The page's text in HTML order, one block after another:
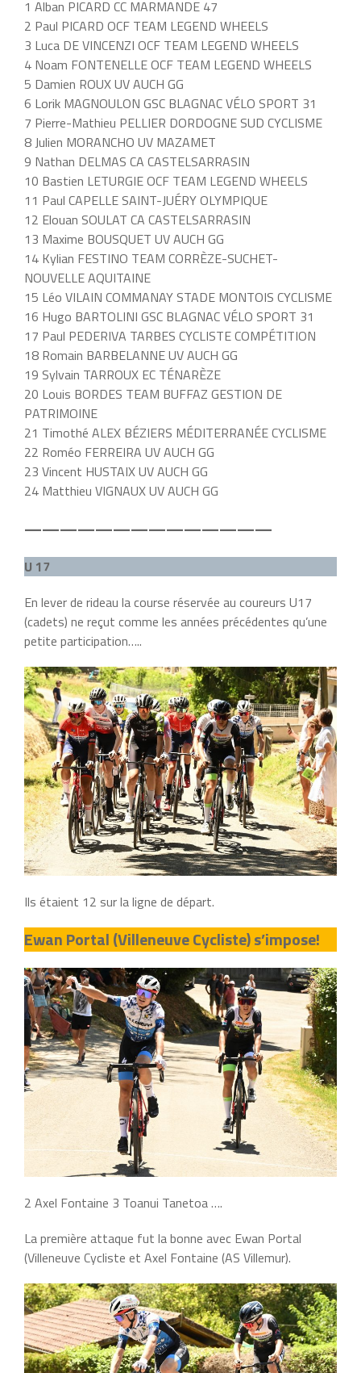
1 Alban PICARD CC MARMANDE 47
2 Paul PICARD OCF TEAM LEGEND WHEELS
3 Luca DE VINCENZI OCF TEAM LEGEND WHEELS
4 Noam FONTENELLE OCF TEAM LEGEND WHEELS
5 Damien ROUX UV AUCH GG
6 Lorik MAGNOULON GSC BLAGNAC VÉLO SPORT 31
7 Pierre-Mathieu PELLIER DORDOGNE SUD CYCLISME
8 Julien MORANCHO UV MAZAMET
9 Nathan DELMAS CA CASTELSARRASIN
10 Bastien LETURGIE OCF TEAM LEGEND WHEELS
11 Paul CAPELLE SAINT-JUÉRY OLYMPIQUE
12 Elouan SOULAT CA CASTELSARRASIN
13 Maxime BOUSQUET UV AUCH GG
14 Kylian FESTINO TEAM CORRÈZE-SUCHET-
NOUVELLE AQUITAINE
15 Léo VILAIN COMMANAY STADE MONTOIS CYCLISME
16 Hugo BARTOLINI GSC BLAGNAC VÉLO SPORT 31
17 Paul PEDERIVA TARBES CYCLISTE COMPÉTITION
18 Romain BARBELANNE UV AUCH GG
19 Sylvain TARROUX EC TÉNARÈZE
20 Louis BORDES TEAM BUFFAZ GESTION DE
PATRIMOINE
21 Timothé ALEX BÉZIERS MÉDITERRANÉE CYCLISME
22 Roméo FERREIRA UV AUCH GG
23 Vincent HUSTAIX UV AUCH GG
24 Matthieu VIGNAUX UV AUCH GG
——————————————
U 17
En lever de rideau la course réservée au coureurs U17
(cadets) ne reçut comme les années précédentes qu’une
petite participation…..
Ils étaient 12 sur la ligne de départ.
Ewan Portal (Villeneuve Cycliste) s’impose!
2 Axel Fontaine 3 Toanui Tanetoa ….
La première attaque fut la bonne avec Ewan Portal
(Villeneuve Cycliste et Axel Fontaine (AS Villemur).